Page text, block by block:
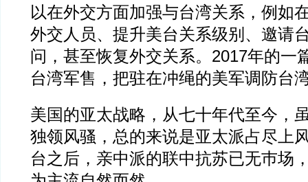
以在外交方面加强与台湾关系，例如
外交人员、提升美台关系级别、邀请
问，甚至恢复外交关系。2017年的一
台湾军售，把驻在冲绳的美军调防台
美国的亚太战略，从七十年代至今，
独领风骚，总的来说是亚太派占尽上
台之后，亲中派的联中抗苏已无巿场